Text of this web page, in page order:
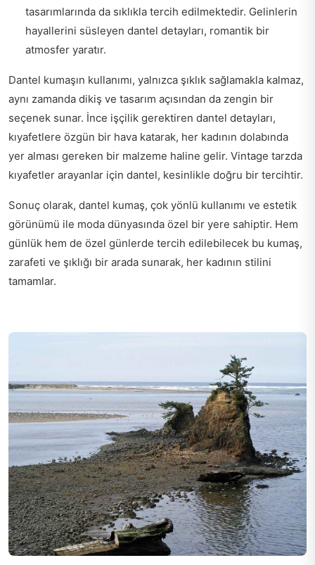
tasarımlarında da sıklıkla tercih edilmektedir. Gelinlerin
hayallerini süsleyen dantel detayları, romantik bir
atmosfer yaratır.
Dantel kumaşın kullanımı, yalnızca şıklık sağlamakla kalmaz,
aynı zamanda dikiş ve tasarım açısından da zengin bir
seçenek sunar. İnce işçilik gerektiren dantel detayları,
kıyafetlere özgün bir hava katarak, her kadının dolabında
yer alması gereken bir malzeme haline gelir. Vintage tarzda
kıyafetler arayanlar için dantel, kesinlikle doğru bir tercihtir.
Sonuç olarak, dantel kumaş, çok yönlü kullanımı ve estetik
görünümü ile moda dünyasında özel bir yere sahiptir. Hem
günlük hem de özel günlerde tercih edilebilecek bu kumaş,
zarafeti ve şıklığı bir arada sunarak, her kadının stilini
tamamlar.